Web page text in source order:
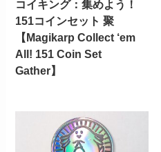
コイキング：集めよう！
151コインセット 聚
【Magikarp Collect ‘em
All! 151 Coin Set
Gather】